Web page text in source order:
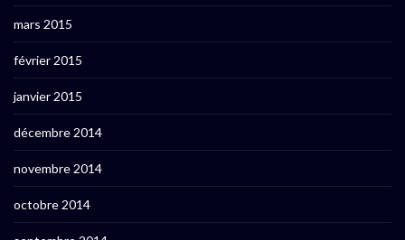
mars 2015
février 2015
janvier 2015
décembre 2014
novembre 2014
octobre 2014